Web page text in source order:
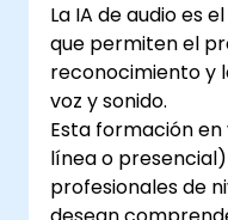
La IA de audio es
que permiten el
reconocimiento y
voz y sonido.
Esta formación
línea o
profesionales de